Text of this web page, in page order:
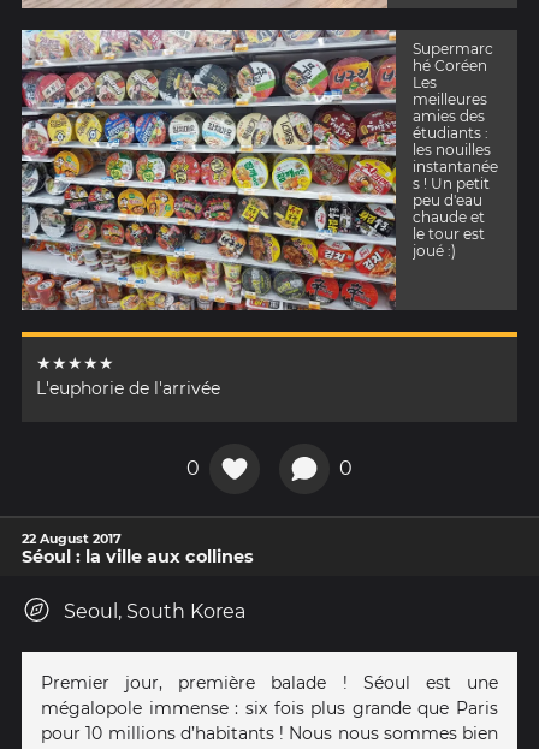
Supermarc
hé Coréen
Les
meilleures
amies des
étudiants :
les nouilles
instantanée
s ! Un petit
peu d'eau
chaude et
le tour est
joué :)
★★★★★
L'euphorie de l'arrivée
0 0
22 August 2017
Séoul : la ville aux collines
Seoul, South Korea
Premier jour, première balade ! Séoul est une
mégalopole immense : six fois plus grande que Paris
pour 10 millions d’habitants ! Nous nous sommes bien